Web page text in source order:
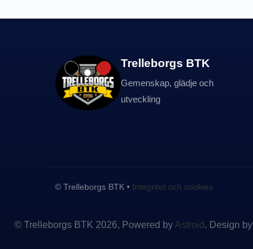
Trelleborgs BTK
Gemenskap, glädje och
utveckling
© Trelleborgs BTK • Integritet och cookies
© Trelleborgs BTK 2026, Powered by Astroid . Design by